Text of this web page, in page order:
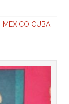
MEXICO CUBA